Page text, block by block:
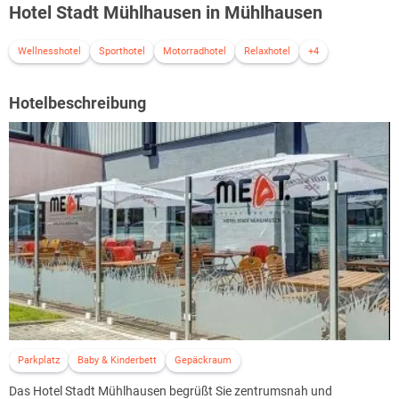
Hotel Stadt Mühlhausen in Mühlhausen
Wellnesshotel Sporthotel Motorradhotel Relaxhotel +4
Hotelbeschreibung
Parkplatz Baby & Kinderbett Gepäckraum
Das Hotel Stadt Mühlhausen begrüßt Sie zentrumsnah und